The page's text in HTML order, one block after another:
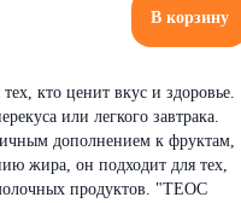
В корзину
кто ценит вкус и здоровье.
или легкого завтрака.
дополнением к фруктам,
жира, он подходит для тех,
продуктов. "ТЕОС